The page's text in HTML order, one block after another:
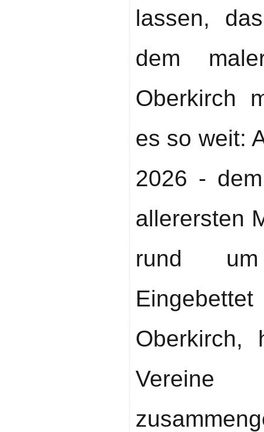
lassen,
dem
Oberkirch
es so weit:
2026 -
allerersten
rund
Oberkirch,